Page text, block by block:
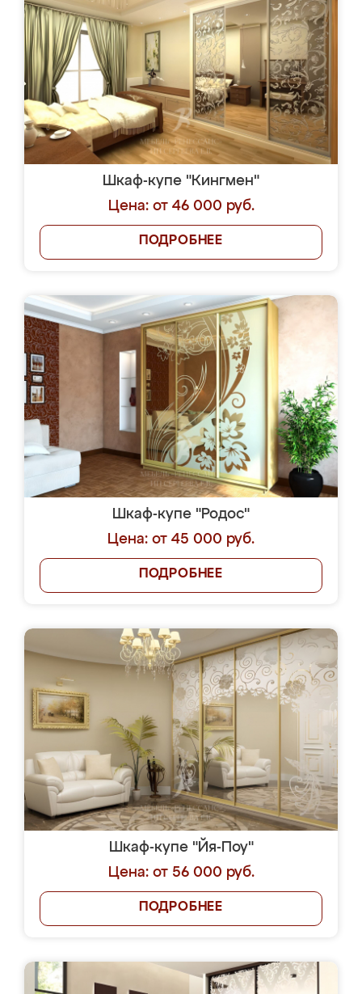
Шкаф-купе "Кингмен"
Цена: от 46 000 руб.
ПОДРОБНЕЕ
Шкаф-купе "Родос"
Цена: от 45 000 руб.
ПОДРОБНЕЕ
Шкаф-купе "Йя-Поу"
Цена: от 56 000 руб.
ПОДРОБНЕЕ